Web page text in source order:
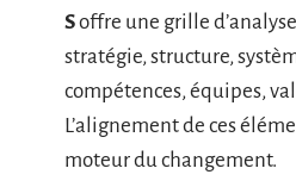
Soffre une grille
stratégie, structure,
compétences, équipes,
L’alignement de ces
moteur du changement.